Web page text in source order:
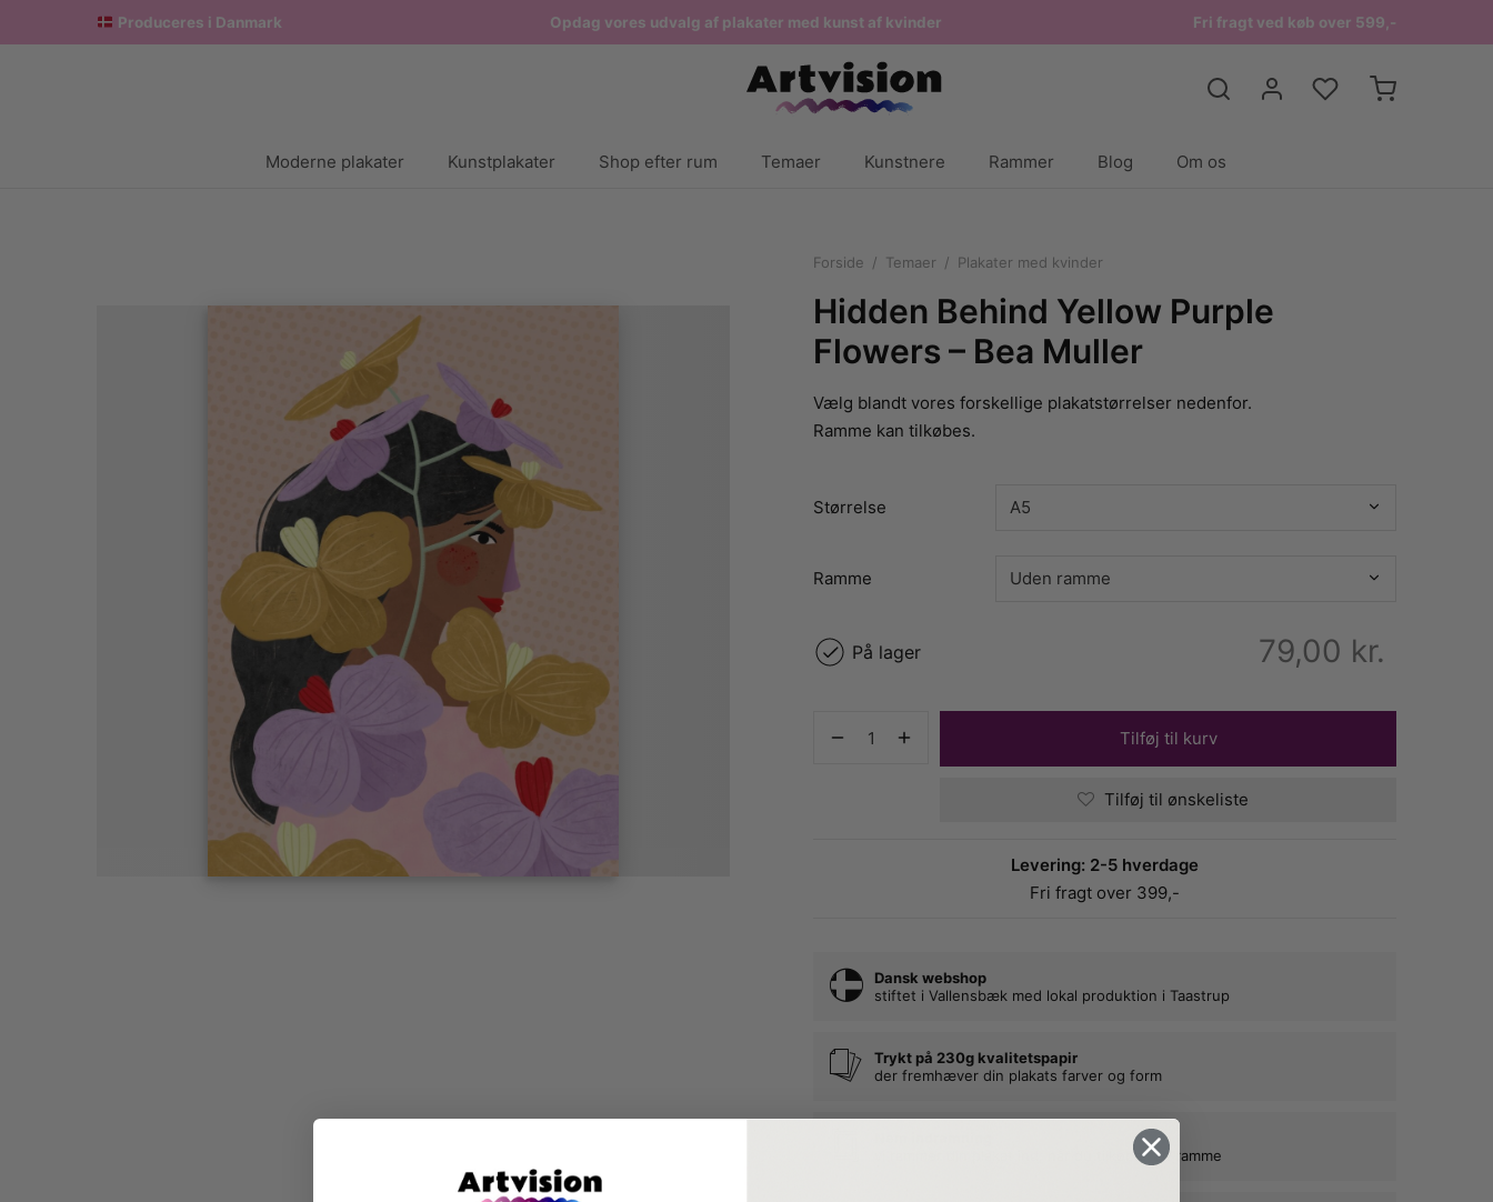
Produceres i Danmark Opdag vores udvalg af plakater med kunst af kvinder Fri fragt ved køb over 599,-
Moderne plakater Kunstplakater Shop efter rum Temaer Kunstnere Rammer Blog Om os
Forside / Temaer / Plakater med kvinder
Hidden Behind Yellow Purple
Flowers – Bea Muller
Vælg blandt vores forskellige plakatstørrelser nedenfor.
Ramme kan tilkøbes.
Størrelse
Ramme
79,00 kr.
På lager
Tilføj til kurv
Tilføj til ønskeliste
Levering: 2-5 hverdage
Fri fragt over 399,-
Dansk webshop
stiftet i Vallensbæk med lokal produktion i Taastrup
Trykt på 230g kvalitetspapir
der fremhæver din plakats farver og form
vi rammer din plakat ind, når du tilkøber en ramme